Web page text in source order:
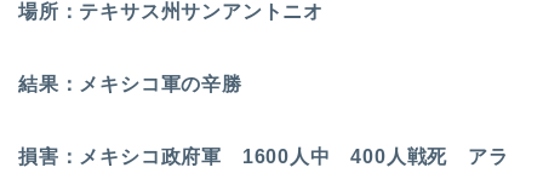
場所：テキサス州サンアントニオ
結果：メキシコ軍の辛勝
損害：メキシコ政府軍 1600人中 400人戦死 アラ